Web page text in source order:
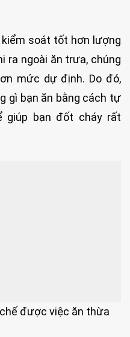
kiểm soát tốt hơn lượng
ra ngoài ăn trưa, chúng
mức dự định. Do đó,
gì bạn ăn bằng cách tự
giúp bạn đốt cháy rất
được việc ăn thừa